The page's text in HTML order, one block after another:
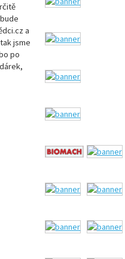
bude
a
jsme
po